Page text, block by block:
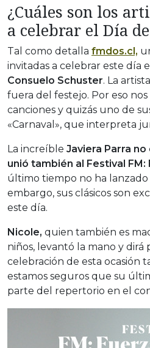
¿Cuáles son los
a celebrar el Día
Tal como detalla fmdos.cl,
invitadas a celebrar este día
Consuelo Schuster. La
fuera del festejo. Por eso
canciones y quizás uno de
«Carnaval», que interpreta
La increíble Javiera Parra
unió también al Festival FM:
último tiempo no ha lanzado
embargo, sus clásicos son
este día.
Nicole, quien también es
niños, levantó la mano y dirá
celebración de esta ocasión
estamos seguros que su
parte del repertorio en el